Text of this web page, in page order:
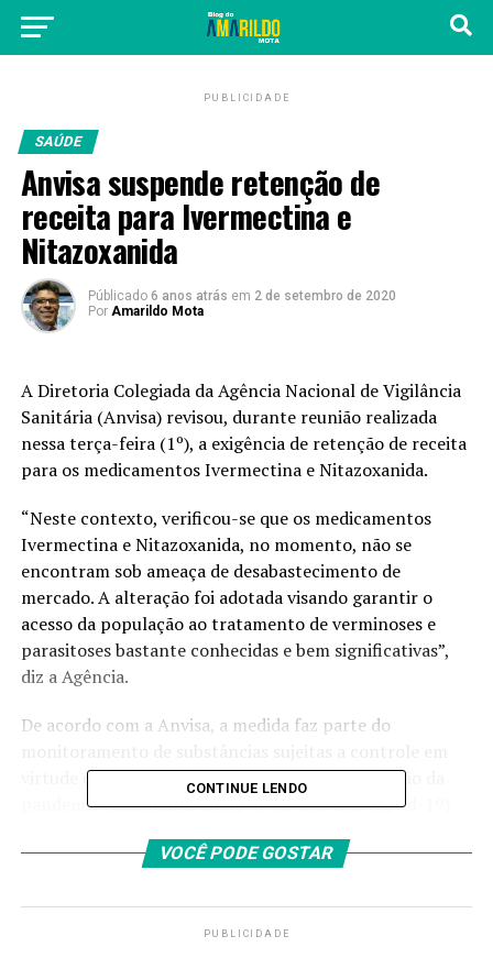
PUBLICIDADE
SAÚDE
Anvisa suspende retenção de
receita para Ivermectina e
Nitazoxanida
Públicado 6 anos atrás em 2 de setembro de 2020
Por Amarildo Mota
A Diretoria Colegiada da Agência Nacional de Vigilância
Sanitária (Anvisa) revisou, durante reunião realizada
nessa terça-feira (1º), a exigência de retenção de receita
para os medicamentos Ivermectina e Nitazoxanida.
“Neste contexto, verificou-se que os medicamentos
Ivermectina e Nitazoxanida, no momento, não se
encontram sob ameaça de desabastecimento de
mercado. A alteração foi adotada visando garantir o
acesso da população ao tratamento de verminoses e
parasitoses bastante conhecidas e bem significativas”,
diz a Agência.
De acordo com a Anvisa, a medida faz parte do
virtude da emergência de saúde pública em função da
pandemia relacionada ao novo coronavírus (covid-19).
“A decisão considera ainda que os dois medicamentos já
doenças e pacientes crônicos”. A medida começa a valer
a partir da publicação noDiário Oficial da União
CONTINUE LENDO
VOCÊ PODE GOSTAR
PUBLICIDADE